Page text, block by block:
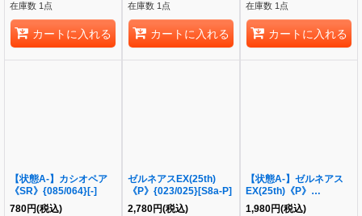
在庫数 1点
カートに入れる
在庫数 1点
カートに入れる
在庫数 1点
カートに入れる
【状態A-】カシオペア
《SR》{085/064}[-]
780円(税込)
ゼルネアスEX(25th)
《P》{023/025}[S8a-P]
2,780円(税込)
【状態A-】ゼルネアス
EX(25th)《P》
{023/025}[S8a-P]
1,980円(税込)